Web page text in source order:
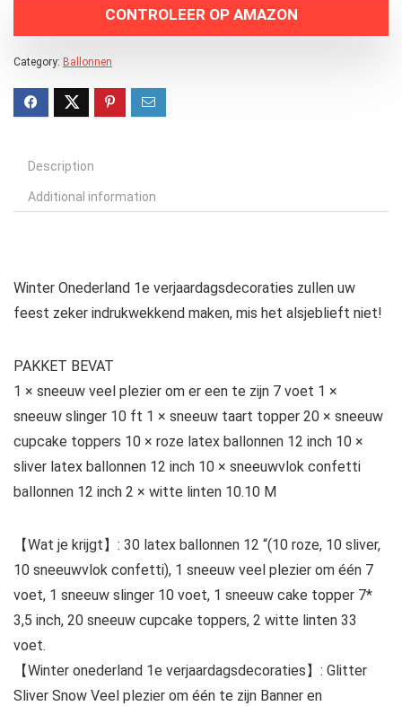
CONTROLEER OP AMAZON
Category: Ballonnen
Description
Additional information
Winter Onederland 1e verjaardagsdecoraties zullen uw
feest zeker indrukwekkend maken, mis het alsjeblieft niet!
PAKKET BEVAT
1 × sneeuw veel plezier om er een te zijn 7 voet 1 ×
sneeuw slinger 10 ft 1 × sneeuw taart topper 20 × sneeuw
cupcake toppers 10 × roze latex ballonnen 12 inch 10 ×
sliver latex ballonnen 12 inch 10 × sneeuwvlok confetti
ballonnen 12 inch 2 × witte linten 10.10 M
【Wat je krijgt】: 30 latex ballonnen 12 “(10 roze, 10 sliver,
10 sneeuwvlok confetti), 1 sneeuw veel plezier om één 7
voet, 1 sneeuw slinger 10 voet, 1 sneeuw cake topper 7*
3,5 inch, 20 sneeuw cupcake toppers, 2 witte linten 33
voet.
【Winter onederland 1e verjaardagsdecoraties】: Glitter
Sliver Snow Veel plezier om één te zijn Banner en